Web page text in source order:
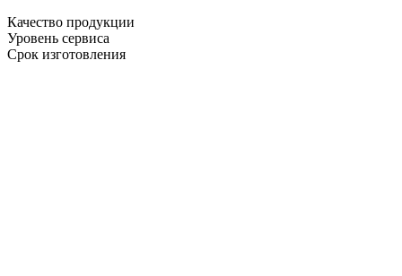
Качество продукции
Уровень сервиса
Срок изготовления